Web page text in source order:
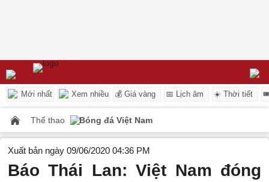
Mới nhất Xem nhiều 💰 Giá vàng 📅 Lịch âm ☀️ Thời tiết
Thể thao Bóng đá Việt Nam
Xuất bản ngày 09/06/2020 04:36 PM
Báo Thái Lan: Việt Nam đóng